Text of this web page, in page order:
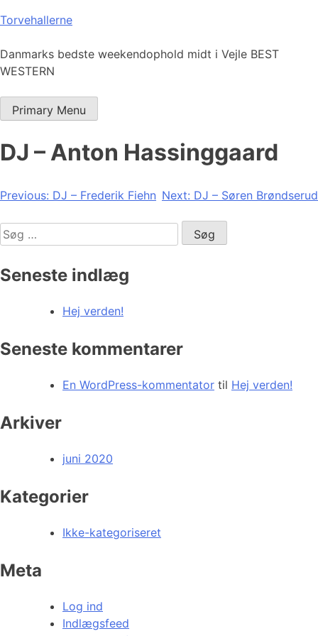
Skip
content
Torvehallerne
Danmarks bedste weekendophold midt i Vejle BEST
WESTERN
Primary Menu
DJ – Anton Hassinggaard
Indlægsnavigation
Previous: DJ – Frederik Fiehn Next: DJ – Søren Brøndserud
Søg
efter:
Seneste indlæg
Hej verden!
Seneste kommentarer
En WordPress-kommentator til Hej verden!
Arkiver
juni 2020
Kategorier
Ikke-kategoriseret
Meta
Log ind
Indlægsfeed